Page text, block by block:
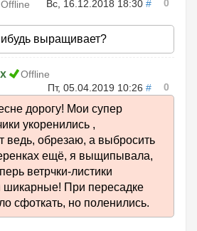
Offline Вс, 16.12.2018 18:30 # 0
выращивает?
Offline
Пт, 05.04.2019 10:26 # 0
дорогу! Мои супер
укоренились ,
ведь, обрезаю, а выбросить
ещё, я выщипывала,
ветрчки-листики
шикарные! При пересадке
сфоткать, но поленились.